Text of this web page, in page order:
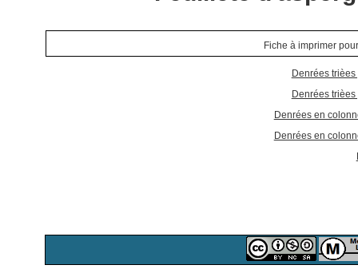
Fiche à imprimer
Denrées
Denrées
Denrées en
Denrées en